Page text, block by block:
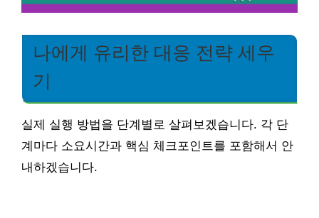
나에게 유리한 대응 전략 세우
기
실제 실행 방법을 단계별로 살펴보겠습니다. 각 단
계마다 소요시간과 핵심 체크포인트를 포함해서 안
내하겠습니다.